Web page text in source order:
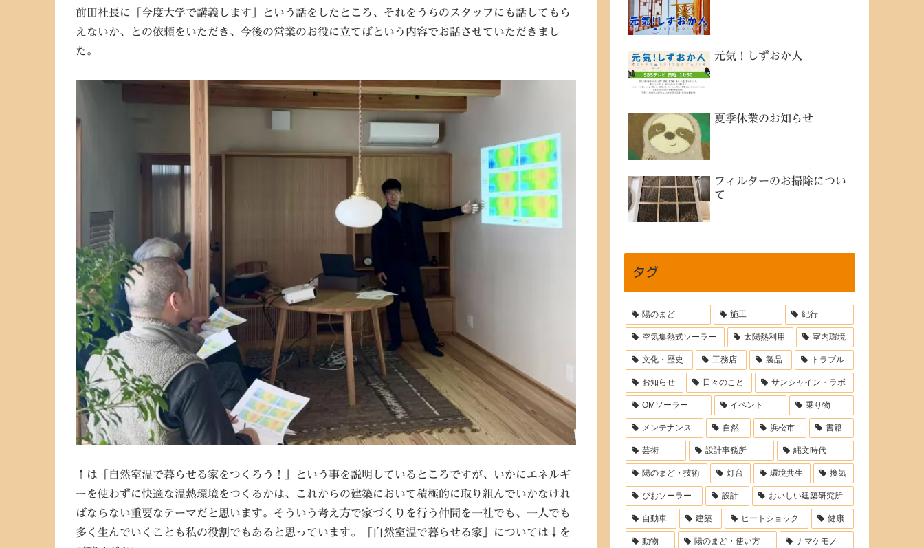
前田社長に「今度大学で講義します」という話をしたところ、それをうちのスタッフにも話してもら
えないか、との依頼をいただき、今後の営業のお役に立てばという内容でお話させていただきまし
た。
↑は「自然室温で暮らせる家をつくろう！」という事を説明しているところですが、いかにエネルギ
ーを使わずに快適な温熱環境をつくるかは、これからの建築において積極的に取り組んでいかなけれ
ばならない重要なテーマだと思います。そういう考え方で家づくりを行う仲間を一社でも、一人でも
多く生んでいくことも私の役割でもあると思っています。「自然室温で暮らせる家」については↓を
元気！しずおか人
夏季休業のお知らせ
フィルターのお掃除につい
て
タグ
陽のまど 施工 紀行
空気集熱式ソーラー 太陽熱利用 室内環境
文化・歴史 工務店 製品 トラブル
お知らせ 日々のこと サンシャイン・ラボ
OMソーラー イベント 乗り物
メンテナンス 自然 浜松市 書籍
芸術 設計事務所 縄文時代
陽のまど・技術 灯台 環境共生 換気
びおソーラー 設計 おいしい建築研究所
自動車 建築 ヒートショック 健康
動物 陽のまど・使い方 ナマケモノ